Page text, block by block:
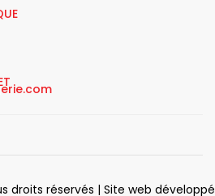
droits réservés | Site web